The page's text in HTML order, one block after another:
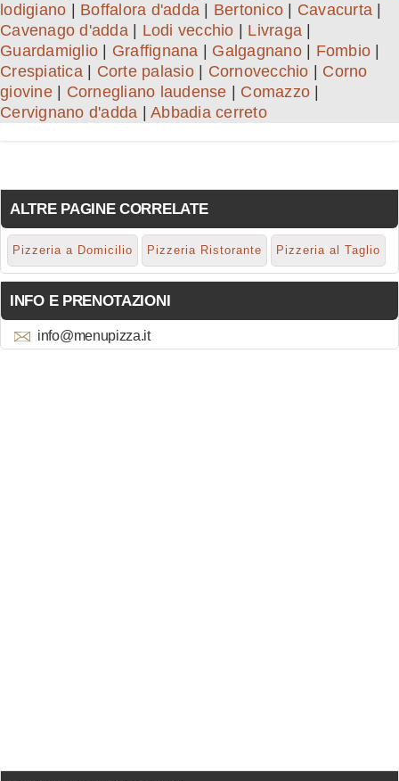
lodigiano
Boffalora d'adda Bertonico Cavacurta
Cavenago d'adda| Lodi vecchio Livraga
Guardamiglio
Graffignana Galgagnano| Fombio
Crespiatica| Corte palasio| Cornovecchio
Corno
giovine| Cornegliano laudense Comazzo
Cervignano d'adda
Abbadia cerreto
ALTRE PAGINE CORRELATE
Pizzeria a Domicilio Pizzeria Ristorante Pizzeria al Taglio
INFO E PRENOTAZIONI
info@menupizza.it